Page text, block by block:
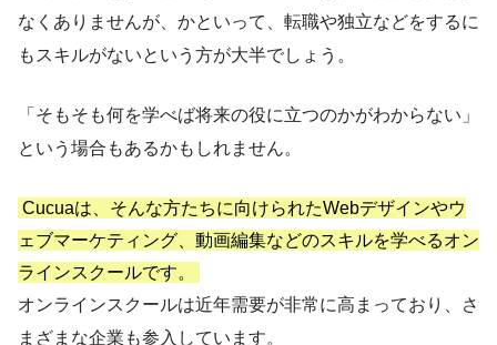
なくありませんが、かといって、転職や独立などをするに
もスキルがないという方が大半でしょう。
「そもそも何を学べば将来の役に立つのかがわからない」
という場合もあるかもしれません。
Cucuaは、そんな方たちに向けられたWebデザインやウ
ェブマーケティング、動画編集などのスキルを学べるオン
ラインスクールです。
オンラインスクールは近年需要が非常に高まっており、さ
まざまな企業も参入しています。